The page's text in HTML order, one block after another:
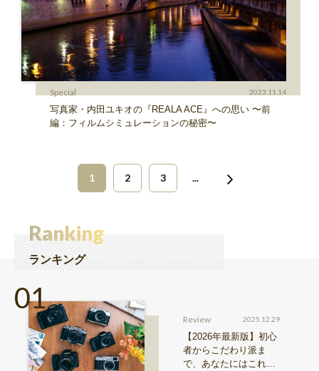
Special 2023.11.14
写真家・内田ユキオの『REALA ACE』への思い 〜前
編：フィルムシミュレーションの秘密〜
1 2 3 ...
Ranking
ランキング
Review 2025.12.29
【2026年最新版】初心
者からこだわり派ま
で、あなたにはこれが